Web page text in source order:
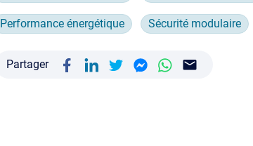
Performance énergétique Sécurité modulaire
Partager